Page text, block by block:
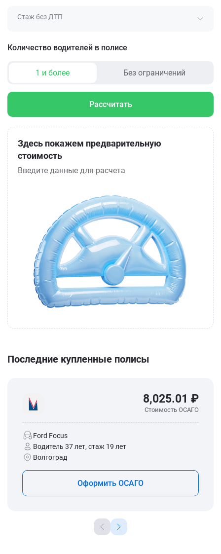
Стаж без ДТП
Количество водителей в полисе
1 и более Без ограничений
Рассчитать
Здесь покажем предварительную
стоимость
Введите данные для расчета
Последние купленные полисы
8,025.01 ₽
Стоимость ОСАГО
Ford Focus
Водитель 37 лет, стаж 19 лет
Волгоград
Оформить ОСАГО